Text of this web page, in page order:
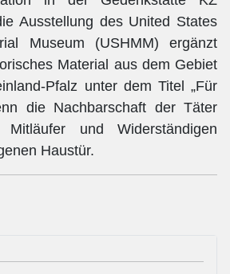
Ausstellung des United States
Museum (USHMM) ergänzt
Material aus dem Gebiet
Pfalz unter dem Titel „Für
die Nachbarschaft der Täter
und Widerständigen
Haustür.